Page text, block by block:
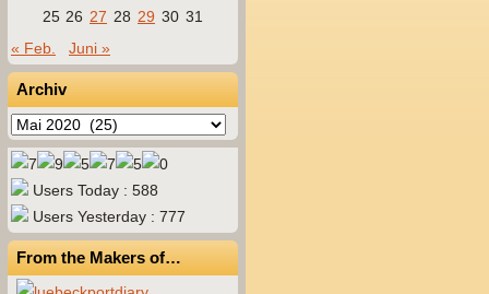
25 26 27 28 29 30 31
« Feb.
Juni »
Archiv
Archiv
Users Today : 588
Users Yesterday : 777
From the Makers of…